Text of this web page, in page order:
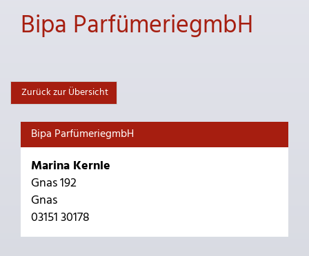
Bipa ParfümeriegmbH
Zurück zur Übersicht
Bipa ParfümeriegmbH
Marina Kernle
Gnas 192
Gnas
03151 30178